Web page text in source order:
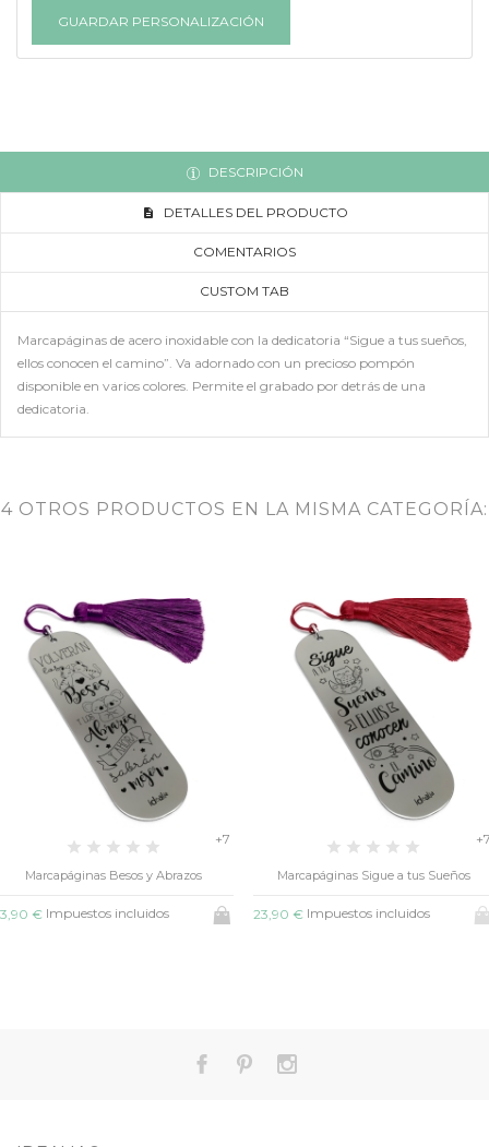
GUARDAR PERSONALIZACIÓN
DESCRIPCIÓN
DETALLES DEL PRODUCTO
COMENTARIOS
CUSTOM TAB
Marcapáginas de acero inoxidable con la dedicatoria “Sigue a tus sueños,
ellos conocen el camino”. Va adornado con un precioso pompón
disponible en varios colores. Permite el grabado por detrás de una
dedicatoria.
4 OTROS PRODUCTOS EN LA MISMA CATEGORÍA:
+7
Marcapáginas Besos y Abrazos
€ Impuestos incluidos
Marcapáginas Sigue a tus Sueños
23,90 €Impuestos incluidos